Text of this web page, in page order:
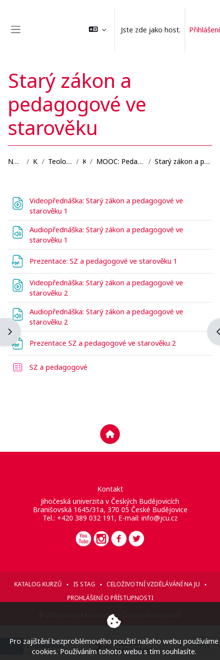
Jste zde jako host. Přihlášení
Otevřít indexu kurzu
Otevřít panel bloku
Starý zákon a
pedagogové ve
starověku
Nástěnka Kurzy Teologická fakulta KPD MOOC: Pedagogové ve starověku Starý zákon a pedagogové ve starověku
Videopřednáška: Starý zákon a pedagogové ve
starověku 1
Audiopřednáška: Starý zákon a pedagogové ve
starověku 1
Prezentace: SZ a pedagogové ve starověku 1
Videopřednáška: Starý zákon a pedagogové ve
starověku 2
Audiopřednáška: Starý zákon a pedagogové ve
starověku 2
Prezentace SZ a pedagogové ve starověku 2
SZ a pedagogové
Kontakt
Jihočeská univerzita v Českých Budějovicích
Branišovská 1645/31a, 370 05 České Budějovice
Tel.: +420 389 032 191, E-mail: info@jcu.cz
KATALOG KURZŮ IS STAG
CELOŽIVOTNÍ VZDĚLÁVÁNÍ NA JU
PROHLÁŠENÍ O PŘÍSTUPNOSTI
© 2026 Jihočeská univerzita v Českých Budějovicích
Pro zajištění bezproblémového použití našeho webu používáme
cookies. Používáním tohoto webu s tím souhlasíte.